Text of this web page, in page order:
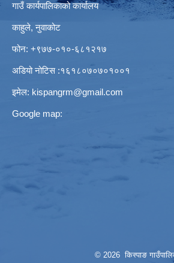
गाउँ कार्यपालिकाको कार्यालय
काहुले‍‍, नुवाकोट
फोन: ‌+९७७-०१०-६८१२१७
अडियो नोटिस ‌‍:१६१८०७०७०१००१
इमेल: kispangrm@gmail.com
Google map:
© 2026 किस्पाङ